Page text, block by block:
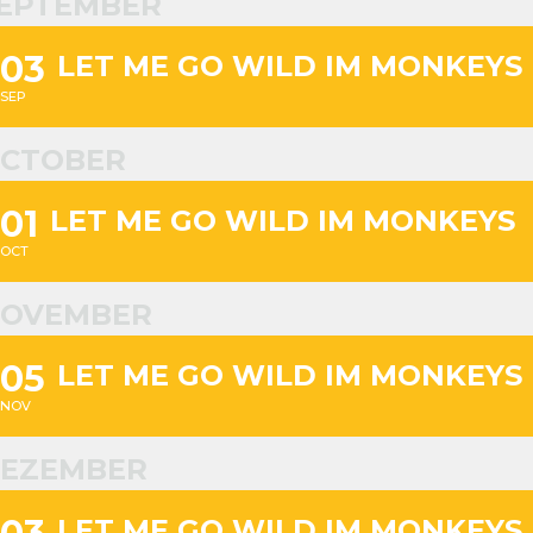
03
SEP
LET ME GO WILD IM MONKEYS
01
OCT
LET ME GO WILD IM MONKEYS
05
NOV
LET ME GO WILD IM MONKEYS